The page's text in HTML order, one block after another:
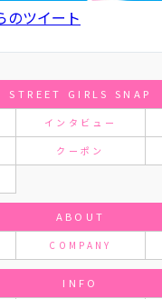
のツイート
STREET GIRLS SNAP
インタビュー
クーポン
ABOUT
COMPANY
INFO